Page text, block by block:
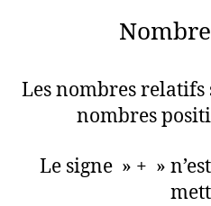
Les nombres relatifs
nombres
Le signe » + »